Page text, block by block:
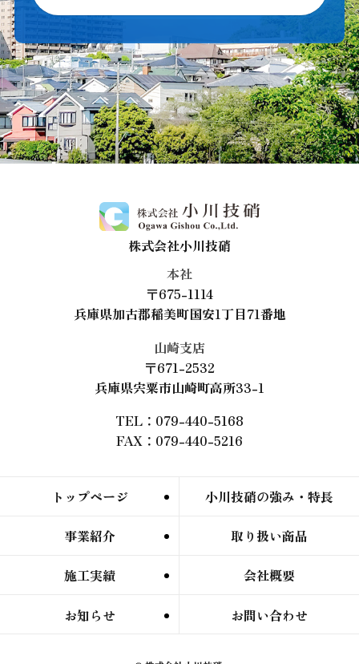
株式会社小川技硝
本社
〒675-1114
兵庫県加古郡稲美町国安1丁目71番地
山崎支店
〒671-2532
兵庫県宍粟市山崎町高所33-1
TEL：079-440-5168
FAX：079-440-5216
トップページ 小川技硝の強み・特長
事業紹介 取り扱い商品
施工実績 会社概要
お知らせ お問い合わせ